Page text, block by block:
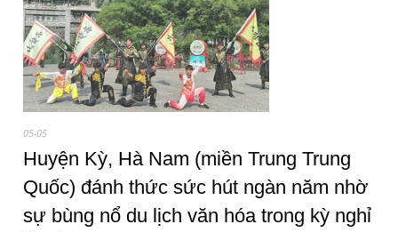
05-05
Huyện Kỳ, Hà Nam (miền Trung Trung
Quốc) đánh thức sức hút ngàn năm nhờ
sự bùng nổ du lịch văn hóa trong kỳ nghỉ